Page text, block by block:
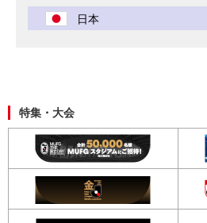
日本
特集・大会